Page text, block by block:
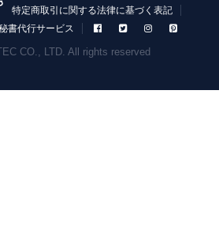
特定商取引に関する法律に基づく表記
書代行サービス
CO., LTD. All rights reserved